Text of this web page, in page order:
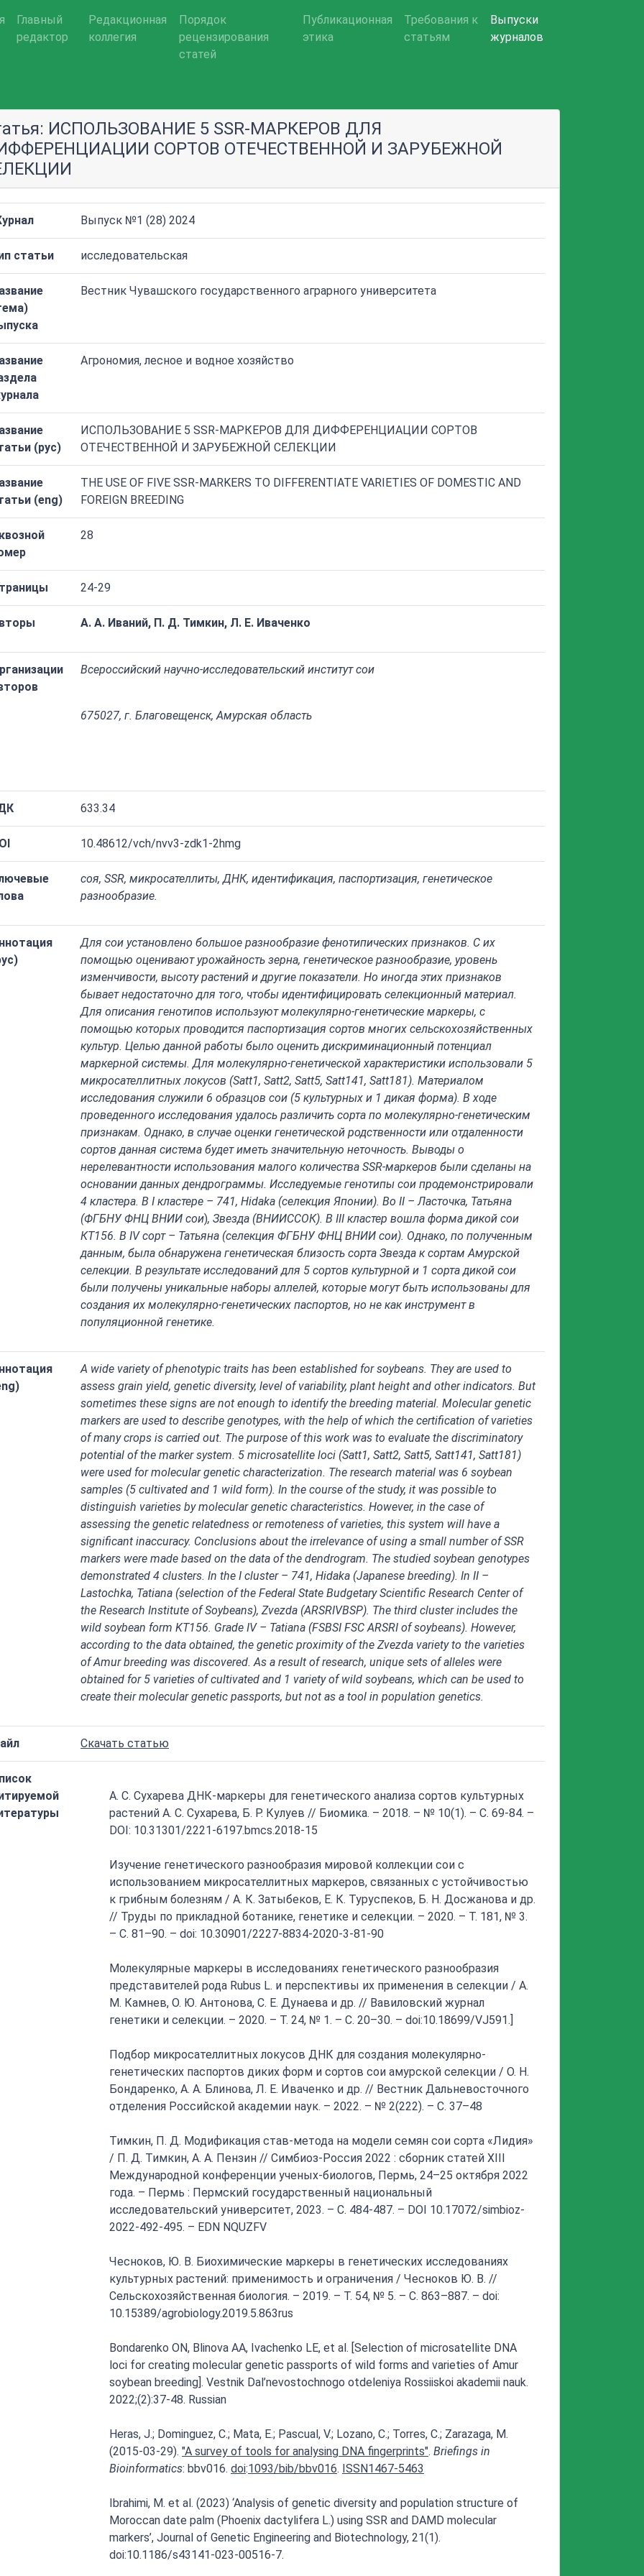
Главный
редактор
Редакционная
коллегия
Порядок
рецензирования
статей
Публикационная
этика
Требования к
статьям
Выпуски
журналов
ИСПОЛЬЗОВАНИЕ 5 SSR-МАРКЕРОВ ДЛЯ
СОРТОВ ОТЕЧЕСТВЕННОЙ И ЗАРУБЕЖНОЙ
Выпуск №1 (28) 2024
статьи исследовательская
Вестник Чувашского государственного аграрного университета
Агрономия, лесное и водное хозяйство
(рус)
ИСПОЛЬЗОВАНИЕ 5 SSR-МАРКЕРОВ ДЛЯ ДИФФЕРЕНЦИАЦИИ СОРТОВ
ОТЕЧЕСТВЕННОЙ И ЗАРУБЕЖНОЙ СЕЛЕКЦИИ
(eng)
THE USE OF FIVE SSR-MARKERS TO DIFFERENTIATE VARIETIES OF DOMESTIC AND
FOREIGN BREEDING
28
24-29
А. А. Иваний, П. Д. Тимкин, Л. Е. Иваченко
Всероссийский научно-исследовательский институт сои
675027, г. Благовещенск, Амурская область
633.34
10.48612/vch/nvv3-zdk1-2hmg
соя, SSR, микросателлиты, ДНК, идентификация, паспортизация, генетическое
разнообразие.
Для сои установлено большое разнообразие фенотипических признаков. С их
помощью оценивают урожайность зерна, генетическое разнообразие, уровень
изменчивости, высоту растений и другие показатели. Но иногда этих признаков
бывает недостаточно для того, чтобы идентифицировать селекционный материал.
Для описания генотипов используют молекулярно-генетические маркеры, с
помощью которых проводится паспортизация сортов многих сельскохозяйственных
культур. Целью данной работы было оценить дискриминационный потенциал
маркерной системы. Для молекулярно-генетической характеристики использовали 5
микросателлитных локусов (Satt1, Satt2, Satt5, Satt141, Satt181). Материалом
исследования служили 6 образцов сои (5 культурных и 1 дикая форма). В ходе
проведенного исследования удалось различить сорта по молекулярно-генетическим
признакам. Однако, в случае оценки генетической родственности или отдаленности
сортов данная система будет иметь значительную неточность. Выводы о
нерелевантности использования малого количества SSR-маркеров были сделаны на
основании данных дендрограммы. Исследуемые генотипы сои продемонстрировали
4 кластера. В I кластере – 741, Hidaka (селекция Японии). Во II – Ласточка, Татьяна
(ФГБНУ ФНЦ ВНИИ сои), Звезда (ВНИИССОК). В III кластер вошла форма дикой сои
КТ156. В IVсорт – Татьяна (селекция ФГБНУ ФНЦ ВНИИ сои). Однако, по полученным
данным, была обнаружена генетическая близость сорта Звезда к сортам Амурской
селекции. В результате исследований для 5 сортов культурной и 1 сорта дикой сои
были получены уникальные наборы аллелей, которые могут быть использованы для
создания их молекулярно-генетических паспортов, но не как инструмент в
популяционной генетике.
A wide variety of phenotypic traits has been established for soybeans. They are used to
assess grain yield, genetic diversity, level of variability, plant height and other indicators. But
sometimes these signs are not enough to identify the breeding material. Molecular genetic
markers are used to describe genotypes, with the help of which the certification of varieties
of many crops is carried out. The purpose of this work was to evaluate the discriminatory
potential of the marker system. 5 microsatellite loci (Satt1, Satt2, Satt5, Satt141, Satt181)
were used for molecular genetic characterization. The research material was 6 soybean
samples (5 cultivated and 1 wild form). In the course of the study, it was possible to
distinguish varieties by molecular genetic characteristics. However, in the case of
assessing the genetic relatedness or remoteness of varieties, this system will have a
significant inaccuracy. Conclusions about the irrelevance of using a small number of SSR
markers were made based on the data of the dendrogram. The studied soybean genotypes
demonstrated 4 clusters. In the I cluster – 741, Hidaka (Japanese breeding). In II –
Lastochka, Tatiana (selection of the Federal State Budgetary Scientific Research Center of
the Research Institute of Soybeans), Zvezda (ARSRIVBSP). The third cluster includes the
wild soybean form KT156. Grade IV – Tatiana (FSBSI FSC ARSRI of soybeans). However,
according to the data obtained, the genetic proximity of the Zvezda variety to the varieties
of Amur breeding was discovered. As a result of research, unique sets of alleles were
obtained for 5 varieties of cultivated and 1 variety of wild soybeans, which can be used to
create their molecular genetic passports, but not as a tool in population genetics.
Скачать статью
А. С. Сухарева ДНК-маркеры для генетического анализа сортов культурных
растений А. С. Сухарева, Б. Р. Кулуев // Биомика. – 2018. – № 10(1). – С. 69-84. –
DOI: 10.31301/2221-6197.bmcs.2018-15
Изучение генетического разнообразия мировой коллекции сои с
использованием микросателлитных маркеров, связанных с устойчивостью
к грибным болезням / А. К. Затыбеков, Е. К. Туруспеков, Б. Н. Досжанова и др.
// Труды по прикладной ботанике, генетике и селекции. – 2020. – Т. 181, № 3.
– С. 81–90. – doi: 10.30901/2227-8834-2020-3-81-90
Молекулярные маркеры в исследованиях генетического разнообразия
представителей рода Rubus L. и перспективы их применения в селекции / А.
М. Камнев, О. Ю. Антонова, С. Е. Дунаева и др. // Вавиловский журнал
генетики и селекции. – 2020. – Т. 24, № 1. – С. 20–30. – doi:10.18699/VJ591.]
Подбор микросателлитных локусов ДНК для создания молекулярно-
генетических паспортов диких форм и сортов сои амурской селекции / О. Н.
Бондаренко, А. А. Блинова, Л. Е. Иваченко и др. // Вестник Дальневосточного
отделения Российской академии наук. – 2022. – № 2(222). – С. 37–48
Тимкин, П. Д. Модификация став-метода на модели семян сои сорта «Лидия»
/ П. Д. Тимкин, А. А. Пензин // Симбиоз-Россия 2022 : сборник статей XIII
Международной конференции ученых-биологов, Пермь, 24–25 октября 2022
года. – Пермь : Пермский государственный национальный
исследовательский университет, 2023. – С. 484-487. – DOI 10.17072/simbioz-
2022-492-495. – EDN NQUZFV
Чесноков, Ю. В. Биохимические маркеры в генетических исследованиях
культурных растений: применимость и ограничения / Чесноков Ю. В. //
Сельскохозяйственная биология. – 2019. – Т. 54, № 5. – С. 863–887. – doi:
10.15389/agrobiology.2019.5.863rus
Bondarenko ON, Blinova AA, Ivachenko LE, et al. [Selection of microsatellite DNA
loci for creating molecular genetic passports of wild forms and varieties of Amur
soybean breeding]. Vestnik Dal’nevostochnogo otdeleniya Rossiiskoi akademii nauk.
2022;(2):37-48. Russian
Heras, J.; Dominguez, C.; Mata, E.; Pascual, V.; Lozano, C.; Torres, C.; Zarazaga, M.
(2015-03-29). "A survey of tools for analysing DNA fingerprints". Briefings in
Bioinformatics: bbv016. doi:1093/bib/bbv016. ISSN1467-5463
Ibrahimi, M. et al. (2023) ‘Analysis of genetic diversity and population structure of
Moroccan date palm (Phoenix dactylifera L.) using SSR and DAMD molecular
markers’, Journal of Genetic Engineering and Biotechnology, 21(1).
doi:10.1186/s43141-023-00516-7.